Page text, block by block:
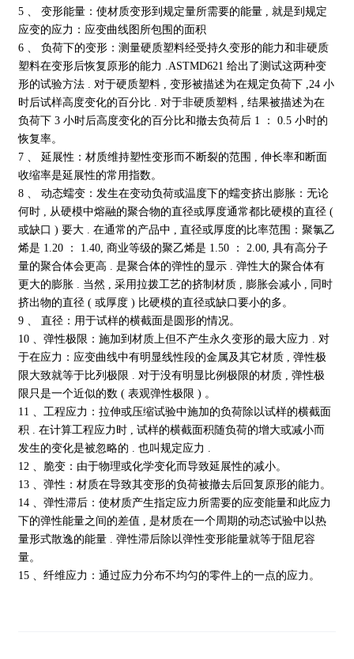
5 、 变形能量：使材质变形到规定量所需要的能量 , 就是到规定
应变的应力：应变曲线图所包围的面积
6 、 负荷下的变形：测量硬质塑料经受持久变形的能力和非硬质
塑料在变形后恢复原形的能力 .ASTMD621 给出了测试这两种变
形的试验方法 . 对于硬质塑料 , 变形被描述为在规定负荷下 ,24 小
时后试样高度变化的百分比 . 对于非硬质塑料 , 结果被描述为在
负荷下 3 小时后高度变化的百分比和撤去负荷后 1 ： 0.5 小时的
恢复率。
7 、 延展性：材质维持塑性变形而不断裂的范围 , 伸长率和断面
收缩率是延展性的常用指数。
8 、 动态蠕变：发生在变动负荷或温度下的蠕变挤出膨胀：无论
何时 , 从硬模中熔融的聚合物的直径或厚度通常都比硬模的直径 (
或缺口 ) 要大 . 在通常的产品中 , 直径或厚度的比率范围：聚氯乙
烯是 1.20 ： 1.40, 商业等级的聚乙烯是 1.50 ： 2.00, 具有高分子
量的聚合体会更高 . 是聚合体的弹性的显示 . 弹性大的聚合体有
更大的膨胀 . 当然 , 采用拉拨工艺的挤制材质 , 膨胀会减小 , 同时
挤出物的直径 ( 或厚度 ) 比硬模的直径或缺口要小的多。
9 、 直径：用于试样的横截面是圆形的情况。
10 、弹性极限：施加到材质上但不产生永久变形的最大应力 . 对
于在应力：应变曲线中有明显线性段的金属及其它材质 , 弹性极
限大致就等于比列极限 . 对于没有明显比例极限的材质 , 弹性极
限只是一个近似的数 ( 表观弹性极限 ) 。
11 、工程应力：拉伸或压缩试验中施加的负荷除以试样的横截面
积 . 在计算工程应力时 , 试样的横截面积随负荷的增大或减小而
发生的变化是被忽略的 . 也叫规定应力 .
12 、脆变：由于物理或化学变化而导致延展性的减小。
13 、弹性：材质在导致其变形的负荷被撤去后回复原形的能力。
14 、弹性滞后：使材质产生指定应力所需要的应变能量和此应力
下的弹性能量之间的差值 , 是材质在一个周期的动态试验中以热
量形式散逸的能量 . 弹性滞后除以弹性变形能量就等于阻尼容
量。
15 、纤维应力：通过应力分布不均匀的零件上的一点的应力。